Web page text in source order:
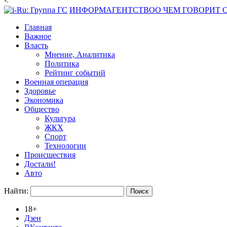
ИНФОРМАГЕНТСТВОО ЧЕМ ГОВОРИТ
Главная
Важное
Власть
Мнение, Аналитика
Политика
Рейтинг событий
Военная операция
Здоровье
Экономика
Общество
Культура
ЖКХ
Спорт
Технологии
Происшествия
Достали!
Авто
Найти:
18+
Дзен